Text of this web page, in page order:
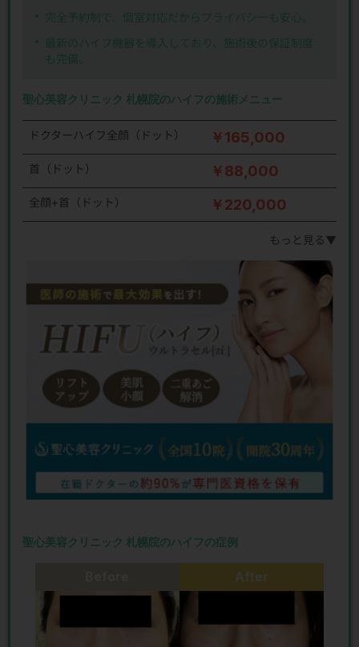
完全予約制で、個室対応だからプライバシーも安心。
最新のハイフ機器を導入しており、施術後の保証制度
も完備。
聖心美容クリニック 札幌院のハイフの施術メニュー
ドクターハイフ全顔（ドット） ￥165,000
首（ドット） ￥88,000
全顔+首（ドット） ￥220,000
もっと見る▼
聖心美容クリニック 札幌院のハイフの症例
After